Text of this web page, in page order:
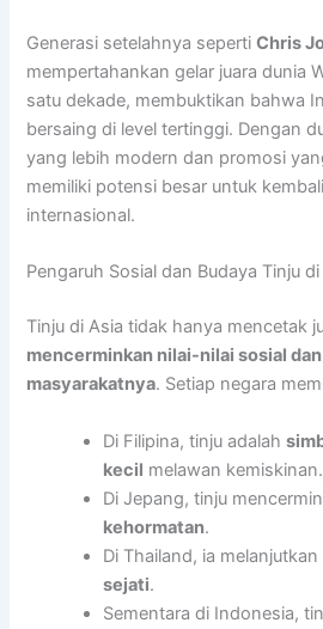
Generasi setelahnya sepertiChris
mempertahankan gelar juara dunia
satu dekade, membuktikan bahwa
bersaing di level tertinggi. Dengan
yang lebih modern dan promosi
memiliki potensi besar untuk
internasional.
Pengaruh Sosial dan Budaya Tinju di
Tinju di Asia tidak hanya mencetak
mencerminkan nilai-nilai sosial
masyarakatnya. Setiap negara
Di Filipina, tinju adalah
kecil melawan kemiskinan.
Di Jepang, tinju
kehormatan.
Di Thailand, ia
sejati.
Sementara di Indonesia,